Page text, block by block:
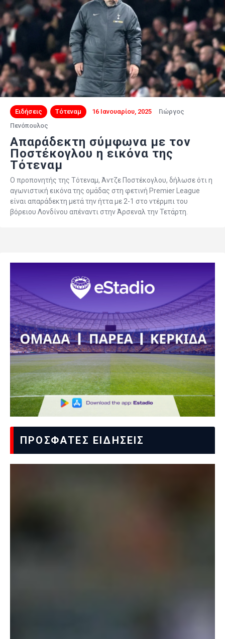
Ειδήσεις Τότεναμ 16 Ιανουαρίου, 2025
Γιώργος
Πενόπουλος
Aπαράδεκτη σύμφωνα με τον
Ποστέκογλου η εικόνα της
Τότεναμ
Ο προπονητής της Τότεναμ, Άντζε Ποστέκογλου, δήλωσε ότι η
αγωνιστική εικόνα της ομάδας στη φετινή Premier League
είναι απαράδεκτη μετά την ήττα με 2-1 στο ντέρμπι του
βόρειου Λονδίνου απέναντι στην Άρσεναλ την Τετάρτη.
ΠΡΟΣΦΑΤΕΣ ΕΙΔΗΣΕΙΣ